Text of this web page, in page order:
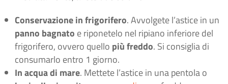
Conservazione in frigorifero. Avvolgete l’astice in un
panno bagnato e riponetelo nel ripiano inferiore del
frigorifero, ovvero quello più freddo. Si consiglia di
consumarlo entro 1 giorno.
In acqua di mare. Mettete l’astice in una pentola o